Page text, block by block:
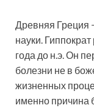
Древняя Греция
науки.
года до н.э. Он
болезни не в
жизненных
именно причина